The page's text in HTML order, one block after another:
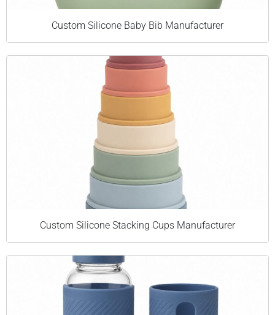
Custom Silicone Baby Bib Manufacturer
Custom Silicone Stacking Cups Manufacturer